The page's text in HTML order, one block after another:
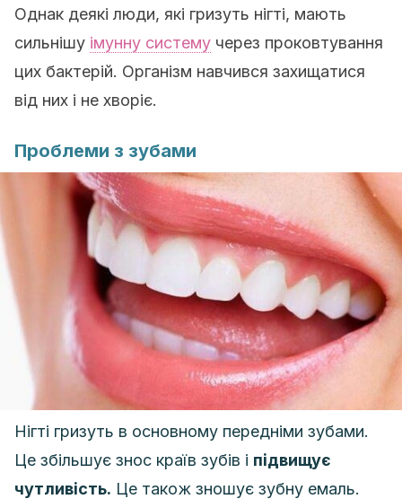
Однак деякі люди, які гризуть нігті, мають
сильнішу імунну систему через проковтування
цих бактерій. Організм навчився захищатися
від них і не хворіє.
Проблеми з зубами
Нігті гризуть в основному передніми зубами.
Це збільшує знос країв зубів і підвищує
чутливість. Це також зношує зубну емаль.